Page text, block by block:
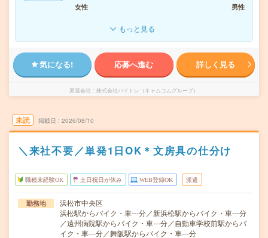
女性
男性
もっと見る
気になる! 応募へ進む 詳しく見る
派遣会社 株式会社バイトレ（キャムコムグループ）
未読 掲載日 2026/08/10
＼来社不要／単発1日OK＊文房具の仕分け
職種未経験OK 土日祝日が休み WEB登録OK 派遣
勤務地
浜松市中央区
浜松駅からバイク・車---分／新浜松駅からバイク・車---分
／遠州病院駅からバイク・車---分／自動車学校前駅からバ
イク・車---分／舞阪駅からバイク・車---分